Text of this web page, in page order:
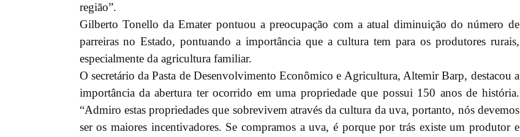
região”.
Gilberto Tonello da Emater pontuou a preocupação com a atual diminuição do número de
parreiras no Estado, pontuando a importância que a cultura tem para os produtores rurais,
especialmente da agricultura familiar.
O secretário da Pasta de Desenvolvimento Econômico e Agricultura, Altemir Barp, destacou a
importância da abertura ter ocorrido em uma propriedade que possui 150 anos de história.
“Admiro estas propriedades que sobrevivem através da cultura da uva, portanto, nós devemos
ser os maiores incentivadores. Se compramos a uva, é porque por trás existe um produtor e